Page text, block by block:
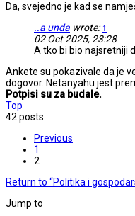
Da, svejedno je kad se
..a unda wrote: ↑
02 Oct 2025, 23:28
A tko bi bio najsretniji
Ankete su pokazivale da je
dogovor. Netanyahu jest
Potpisi su za budale.
Top
42 posts
Previous
1
2
Return to “Politika i
Jump to